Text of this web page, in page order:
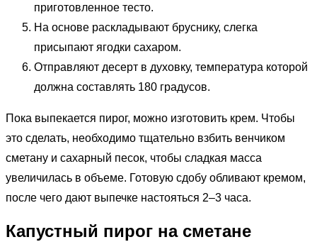
приготовленное тесто.
На основе раскладывают бруснику, слегка
присыпают ягодки сахаром.
Отправляют десерт в духовку, температура которой
должна составлять 180 градусов.
Пока выпекается пирог, можно изготовить крем. Чтобы
это сделать, необходимо тщательно взбить венчиком
сметану и сахарный песок, чтобы сладкая масса
увеличилась в объеме. Готовую сдобу обливают кремом,
после чего дают выпечке настояться 2–3 часа.
Капустный пирог на сметане